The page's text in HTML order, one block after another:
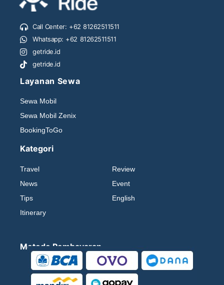
Call Center: +62 81262511511
Whatsapp: +62 81262511511
getride.id
getride.id
Layanan Sewa
Sewa Mobil
Sewa Mobil Zenix
BookingToGo
Kategori
Travel
News
Tips
Itinerary
Review
Event
English
Metode Pembayaran